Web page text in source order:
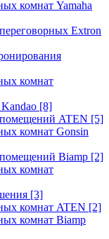
комнат Yamaha
Extron
комнат
[8]
ATEN [5]
комнат Gonsin
Biamp [2]
комнат
[3]
комнат ATEN [2]
комнат Biamp